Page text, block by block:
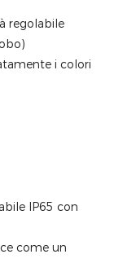
regolabile
i colori
IP65 con
come un